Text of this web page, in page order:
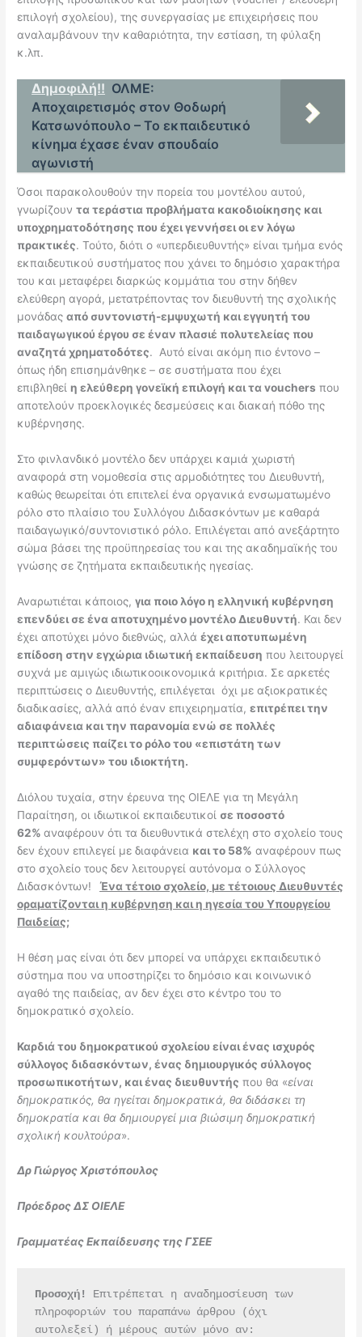
επιλογή σχολείου), της συνεργασίας με επιχειρήσεις που
αναλαμβάνουν την καθαριότητα, την εστίαση, τη φύλαξη
κ.λπ.
Δημοφιλή!! ΟΛΜΕ:
Αποχαιρετισμός στον Θοδωρή
Κατσωνόπουλο – Το εκπαιδευτικό
κίνημα έχασε έναν σπουδαίο
αγωνιστή
Όσοι παρακολουθούν την πορεία του μοντέλου αυτού,
γνωρίζουντα τεράστια προβλήματα κακοδιοίκησης και
υποχρηματοδότησης που έχει γεννήσει οι εν λόγω
πρακτικές. Τούτο, διότι ο «υπερδιευθυντής» είναι τμήμα ενός
εκπαιδευτικού συστήματος που χάνει το δημόσιο χαρακτήρα
του και μεταφέρει διαρκώς κομμάτια του στην δήθεν
ελεύθερη αγορά, μετατρέποντας τον διευθυντή της σχολικής
μονάδαςαπό συντονιστή-εμψυχωτή και εγγυητή του
παιδαγωγικού έργου σε έναν πλασιέ πολυτελείας που
αναζητά χρηματοδότες. Αυτό είναι ακόμη πιο έντονο –
όπως ήδη επισημάνθηκε – σε συστήματα που έχει
επιβληθεί η ελεύθερη γονεϊκή επιλογή και ταvouchers που
αποτελούν προεκλογικές δεσμεύσεις και διακαή πόθο της
κυβέρνησης.
Στο φινλανδικό μοντέλο δεν υπάρχει καμιά χωριστή
αναφορά στη νομοθεσία στις αρμοδιότητες του Διευθυντή,
καθώς θεωρείται ότι επιτελεί ένα οργανικά ενσωματωμένο
ρόλο στο πλαίσιο του Συλλόγου Διδασκόντων με καθαρά
παιδαγωγικό/συντονιστικό ρόλο. Επιλέγεται από ανεξάρτητο
σώμα βάσει της προϋπηρεσίας του και της ακαδημαϊκής του
γνώσης σε ζητήματα εκπαιδευτικής ηγεσίας.
Αναρωτιέται κάποιος,για ποιο λόγο η ελληνική κυβέρνηση
επενδύει σε ένα αποτυχημένο μοντέλο Διευθυντή. Και δεν
έχει αποτύχει μόνο διεθνώς, αλλάέχει αποτυπωμένη
επίδοση στην εγχώρια ιδιωτική εκπαίδευση που λειτουργεί
συχνά με αμιγώς ιδιωτικοοικονομικά κριτήρια. Σε αρκετές
περιπτώσεις ο Διευθυντής, επιλέγεται όχι με αξιοκρατικές
διαδικασίες, αλλά από έναν επιχειρηματία,επιτρέπει την
αδιαφάνεια και την παρανομία ενώ σε πολλές
περιπτώσεις παίζει το ρόλο του «επιστάτη των
συμφερόντων» του ιδιοκτήτη.
Διόλου τυχαία, στην έρευνα της ΟΙΕΛΕ για τη Μεγάλη
Παραίτηση, οι ιδιωτικοί εκπαιδευτικοί σε ποσοστό
62%αναφέρουν ότι τα διευθυντικά στελέχη στο σχολείο τους
δεν έχουν επιλεγεί με διαφάνεια και το 58% αναφέρουν πως
στο σχολείο τους δεν λειτουργεί αυτόνομα ο Σύλλογος
Διδασκόντων!
Ένα τέτοιο σχολείο, με τέτοιους Διευθυντές
οραματίζονται η κυβέρνηση και η ηγεσία του Υπουργείου
Παιδείας;
Η θέση μας είναι ότι δεν μπορεί να υπάρχει εκπαιδευτικό
σύστημα που να υποστηρίζει το δημόσιο και κοινωνικό
αγαθό της παιδείας, αν δεν έχει στο κέντρο του το
δημοκρατικό σχολείο.
Καρδιά του δημοκρατικού σχολείου είναι ένας ισχυρός
σύλλογος διδασκόντων, ένας δημιουργικός σύλλογος
προσωπικοτήτων, και ένας διευθυντής που θα «είναι
δημοκρατικός, θα ηγείται δημοκρατικά, θα διδάσκει τη
δημοκρατία και θα δημιουργεί μια βιώσιμη δημοκρατική
σχολική κουλτούρα».
Δρ Γιώργος Χριστόπουλος
Πρόεδρος ΔΣ ΟΙΕΛΕ
Γραμματέας Εκπαίδευσης της ΓΣΕΕ
Προσοχή!
Επιτρέπεται η αναδημοσίευση των
πληροφοριών του παραπάνω άρθρου (όχι
αυτολεξεί) ή μέρους αυτών μόνο αν: